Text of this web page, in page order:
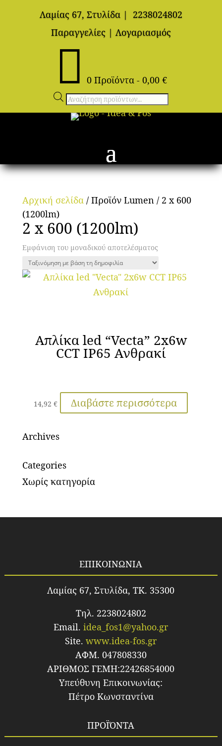
Λαμίας 67, Στυλίδα |
2238024802
Παραγγελίες | Λογαριασμός
 0 Προϊόντα - 0,00 €
Αναζήτηση
προϊόντων
Αρχική σελίδα/ Προϊόν Lumen / 2 x 600
(1200lm)
2 x 600 (1200lm)
Εμφάνιση του μοναδικού αποτελέσματος
Απλίκα led “Vecta” 2x6w
CCT IP65 Ανθρακί
14,92€ Διαβάστε περισσότερα
Archives
Categories
Χωρίς κατηγορία
ΕΠΙΚΟΙΝΩΝΙΑ
Λαμίας 67, Στυλίδα, TK. 35300
Τηλ. 2238024802
Email.idea_fos1@yahoo.gr
Site.www.idea-fos.gr
ΑΦΜ. 047808330
ΑΡΙΘΜΟΣ ΓΕΜΗ:22426854000
Υπεύθυνη Επικοινωνίας:
Πέτρο Κωνσταντίνα
ΠΡΟΪΌΝΤΑ